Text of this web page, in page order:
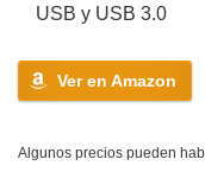
USB y USB 3.0
Ver en Amazon
Algunos precios pueden